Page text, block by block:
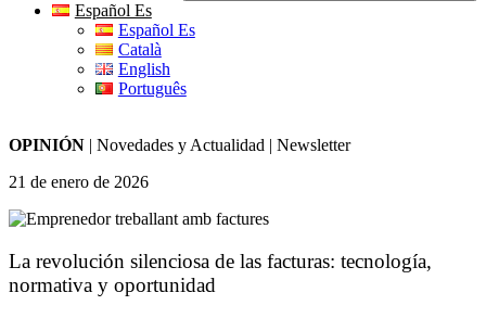
Español Es
Español Es
Català
English
Português
OPINIÓN | Novedades y Actualidad | Newsletter
21 de enero de 2026
La revolución silenciosa de las facturas: tecnología,
normativa y oportunidad